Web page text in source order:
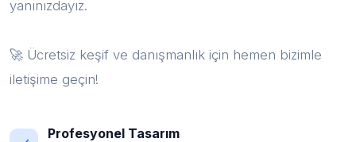
yanınızdayız.
🚀 Ücretsiz keşif ve danışmanlık için hemen bizimle
iletişime geçin!
Profesyonel Tasarım